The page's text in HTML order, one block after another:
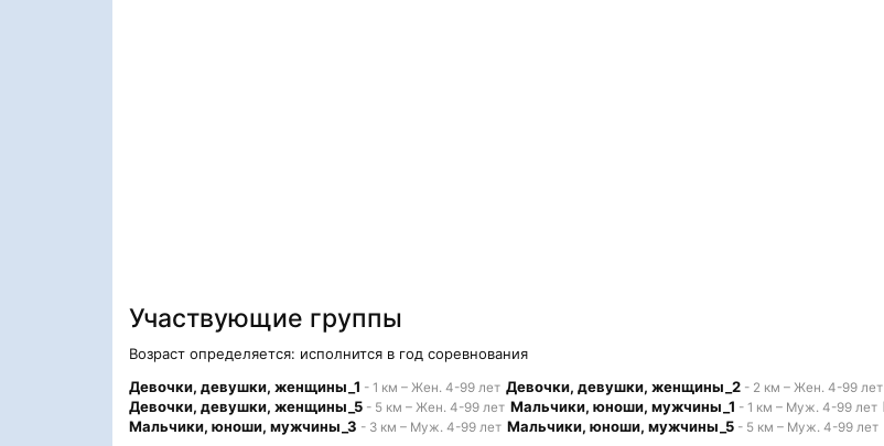
Участвующие группы
Возраст определяется: исполнится в год соревнования
Девочки, девушки, женщины_1 - 1 км – Жен. 4-99 лет Девочки, девушки, женщины_2 - 2 км – Жен. 4-99 лет
Девочки, девушки, женщины_5 - 5 км – Жен. 4-99 лет Мальчики, юноши, мужчины_1 - 1 км – Муж. 4-99 лет
Мальчики, юноши, мужчины_3 - 3 км – Муж. 4-99 лет Мальчики, юноши, мужчины_5 - 5 км – Муж. 4-99 лет